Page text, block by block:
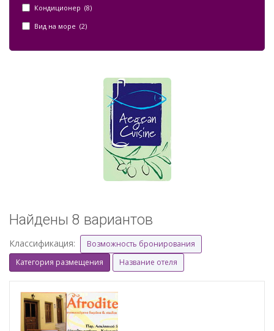
Кондиционер (8)
Вид на море (2)
Найдены 8 вариантов
Классификация:
Возможность бронирования
Категория размещения
Название отеля